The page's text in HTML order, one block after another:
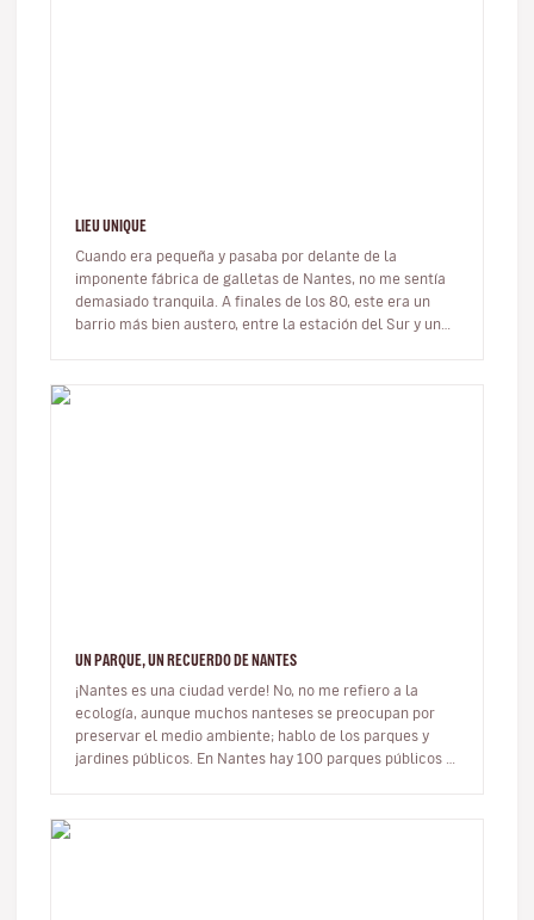
LIEU UNIQUE
Cuando era pequeña y pasaba por delante de la
imponente fábrica de galletas de Nantes, no me sentía
demasiado tranquila. A finales de los 80, este era un
barrio más bien austero, entre la estación del Sur y una
UN PARQUE, UN RECUERDO DE NANTES
¡Nantes es una ciudad verde! No, no me refiero a la
ecología, aunque muchos nanteses se preocupan por
preservar el medio ambiente; hablo de los parques y
jardines públicos. En Nantes hay 100 parques públicos y